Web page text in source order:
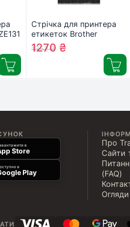
Стрічка для принтера
етикеток Brother
TZES251
1352₴
1270 ₴
в
Store
в
Play
Про
Сайти
(FAQ)